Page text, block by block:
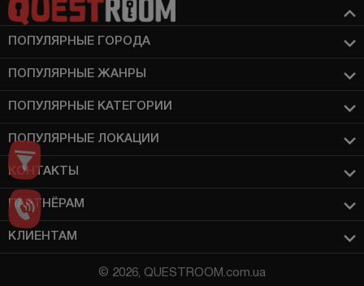
ПОПУЛЯРНЫЕ ГОРОДА
ПОПУЛЯРНЫЕ ЖАНРЫ
ПОПУЛЯРНЫЕ КАТЕГОРИИ
ПОПУЛЯРНЫЕ ЛОКАЦИИ
КОНТАКТЫ
ПАРТНЁРАМ
КЛИЕНТАМ
© 2026, QUESTROOM.com.ua